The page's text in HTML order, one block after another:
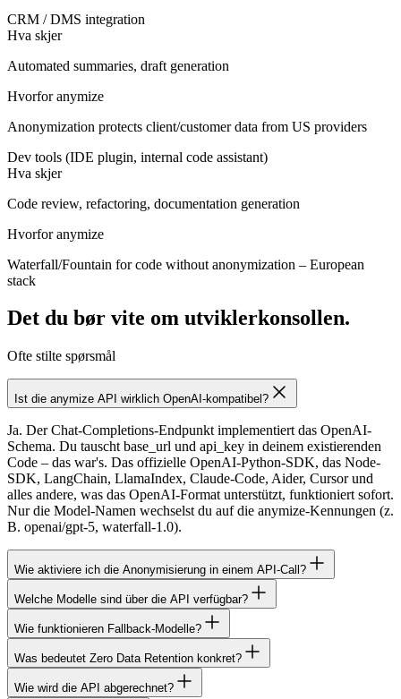
CRM / DMS integration
Hva skjer
Automated summaries, draft generation
Hvorfor anymize
Anonymization protects client/customer data from US providers
Dev tools (IDE plugin, internal code assistant)
Hva skjer
Code review, refactoring, documentation generation
Hvorfor anymize
Waterfall/Fountain for code without anonymization – European
stack
Det du bør vite om utviklerkonsollen.
Ofte stilte spørsmål
Ist die anymize API wirklich OpenAI-kompatibel?
Ja. Der Chat-Completions-Endpunkt implementiert das OpenAI-
Schema. Du tauscht base_url und api_key in deinem existierenden
Code – das war's. Das offizielle OpenAI-Python-SDK, das Node-
SDK, LangChain, LlamaIndex, Claude-Code, Aider, Cursor und
alles andere, was das OpenAI-Format unterstützt, funktioniert sofort.
Nur die Model-Namen wechselst du auf die anymize-Kennungen (z.
B. openai/gpt-5, waterfall-1.0).
Wie aktiviere ich die Anonymisierung in einem API-Call?
Welche Modelle sind über die API verfügbar?
Wie funktionieren Fallback-Modelle?
Was bedeutet Zero Data Retention konkret?
Wie wird die API abgerechnet?